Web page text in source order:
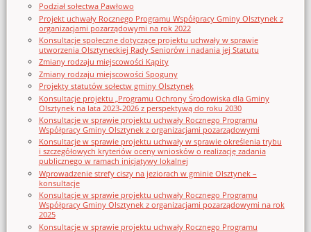
Podział sołectwa Pawłowo
Projekt uchwały Rocznego Programu Współpracy Gminy Olsztynek z
organizacjami pozarządowymi na rok 2022
Konsultacje społeczne dotyczące projektu uchwały w sprawie
utworzenia Olsztyneckiej Rady Seniorów i nadania jej Statutu
Zmiany rodzaju miejscowości Kąpity
Zmiany rodzaju miejscowości Spoguny
Projekty statutów sołectw gminy Olsztynek
Konsultacje projektu „Programu Ochrony Środowiska dla Gminy
Olsztynek na lata 2023-2026 z perspektywą do roku 2030
Konsultacje w sprawie projektu uchwały Rocznego Programu
Współpracy Gminy Olsztynek z organizacjami pozarządowymi
Konsultacje w sprawie projektu uchwały w sprawie określenia trybu
i szczegółowych kryteriów oceny wniosków o realizację zadania
publicznego w ramach inicjatywy lokalnej
Wprowadzenie strefy ciszy na jeziorach w gminie Olsztynek –
konsultacje
Konsultacje w sprawie projektu uchwały Rocznego Programu
Współpracy Gminy Olsztynek z organizacjami pozarządowymi na rok
2025
Konsultacje w sprawie projektu uchwały Rocznego Programu